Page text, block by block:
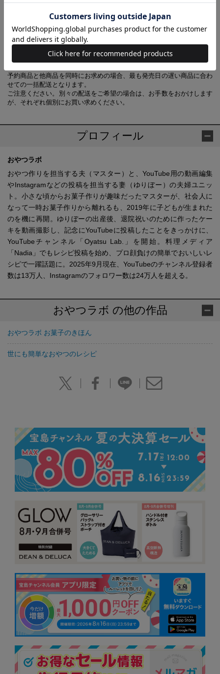
Part ７ ギフトで贈りたい♡おしゃれな焼き菓子
Part ８ イベントにぴったり！ ホールケーキ
Part ９ ホッと和む 癒やしの和スイーツ
Part 10 涼しげで喉ごし爽やか ひんやりスイーツ
予約商品と他商品を同時にお求めの場合、最も発売日の遅い商品に合わ
せての一括配送となります。
ご注意ください。別々の配送をご希望の場合は、お手数をおかけします
が、それぞれ個別にお買い求めください。
プロフィール
おやつラボ
おやつ作りを担当する夫（マスター）と、YouTube用の動画編集
やInstagramなどの投稿を担当する妻（ゆりぼー）の夫婦ユニッ
ト。小さな頃からお菓子作りが趣味だったマスターが、社会人に
なって一時お菓子作りから離れるも、2019年に子どもが生まれた
のを機に再開。ゆりぼーの出産後、退院祝いのために作ったケー
キを動画撮影し、記念にYouTubeに投稿したことをきっかけに、
YouTubeチャンネル「Oyatsu Lab.」を開始。料理メディア
「Nadia」でもレシピ投稿を始め、プロ顔負けの簡単でおいしいレ
シピで一躍話題に。2025年9月現在、YouTubeのチャンネル登録者
数は13万人、Instagramのフォロワー数は24万人を超える。
おやつラボ の他の作品
おやつラボ お菓子のきほん
世にも簡単なおやつのレシピ